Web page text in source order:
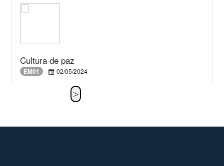
Cultura de paz
EM01 02/05/2024